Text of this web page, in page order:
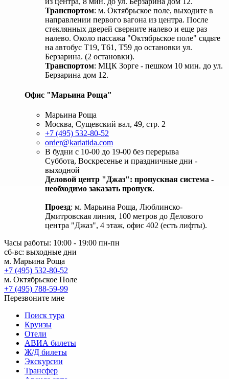
Транспортом: м. Октябрьское поле, выходите в
направлении первого вагона из центра. После
стеклянных дверей сверните налево и еще раз
налево. Около пассажа "Октябрьское поле" сядьте
на автобус Т19, Т61, Т59 до остановки ул.
Берзарина. (2 остановки).
Транспортом: МЦК Зорге - пешком 10 мин. до ул.
Берзарина дом 12.
Офис "Марьина Роща"
Марьина Роща
Москва, Сущевский вал, 49, стр. 2
+7 (495) 532-80-52
order@kariatida.com
В будни с 10-00 до 19-00 без перерыва
Суббота, Воскресенье и праздничные дни -
выходной
Деловой центр "Джаз": пропускная система -
необходимо заказать пропуск.
Проезд: м. Марьина Роща, Люблинско-
Дмитровская линия, 100 метров до Делового
центра "Джаз", 4 этаж, офис 402 (есть лифты).
Часы работы: 10:00 - 19:00 пн-пн
сб-вс: выходные дни
м. Марьина Роща
+7 (495) 532-80-52
м. Октябрьское Поле
+7 (495) 788-59-99
Перезвоните мне
Поиск тура
Круизы
Отели
АВИА билеты
Ж/Д билеты
Экскурсии
Трансфер